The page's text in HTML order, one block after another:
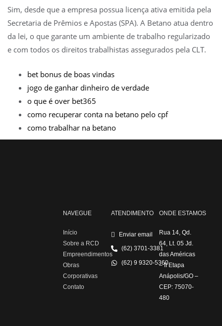
Sim, desde que a empresa possua licença ativa emitida pela
Secretaria de Prêmios e Apostas (SPA). A Betano atua dentro
da lei, o que garante um ambiente de trabalho regularizado
e com todos os direitos trabalhistas assegurados pela CLT.
bet bonus de boas vindas
jogo de ganhar dinheiro de verdade
o que é over bet365
como recuperar conta na betano pelo cpf
como trabalhar na betano
NAVEGUE
Início
Sobre a RCD
Empreendimentos
Obras
Corporativas
Contato
ATENDIMENTO
Enviar email
(62) 3701-3381
(62) 9 9320-5360
ONDE ESTAMOS
Rua 14, Qd.
64, Lt. 05 Jd.
das Américas
– II Etapa
Anápolis/GO –
CEP: 75070-
480